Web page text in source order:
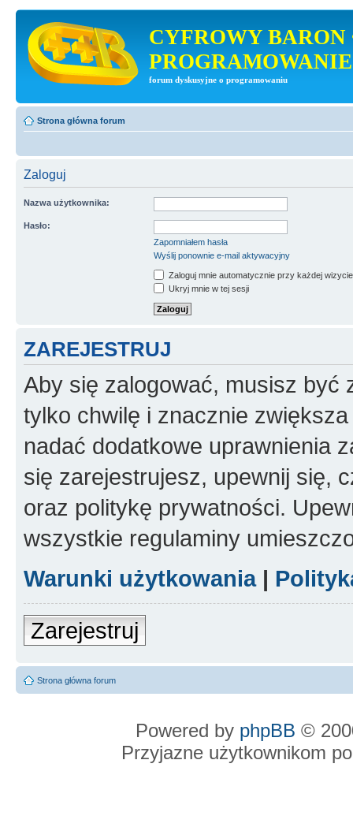
CYFROWY BARON
PROGRAMOWANIE
forum dyskusyjne o programowaniu
Strona główna forum
Zaloguj
Nazwa użytkownika:
Hasło:
Zapomniałem hasła
Wyślij ponownie e-mail aktywacyjny
Zaloguj mnie automatycznie przy każdej wizycie
Ukryj mnie w tej sesji
ZAREJESTRUJ
Aby się zalogować, musisz być
tylko chwilę i znacznie
nadać dodatkowe uprawnienia
się zarejestrujesz, upewnij się,
oraz politykę prywatności.
wszystkie regulaminy
Warunki użytkowania|
Zarejestruj
Strona główna forum
Powered by phpBB ©
Przyjazne użytkownikom